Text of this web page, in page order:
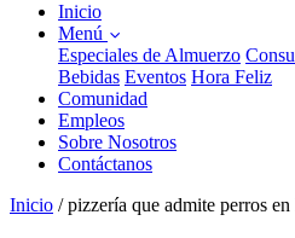
Inicio
Menú
Especiales de Almuerzo
Bebidas Eventos Hora Feliz
Comunidad
Empleos
Sobre Nosotros
Contáctanos
Inicio / pizzería que admite perros